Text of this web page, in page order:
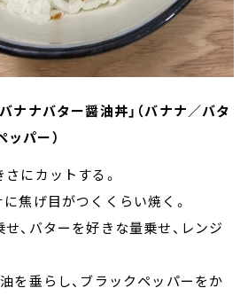
ナナバター醤油丼」（バナナ／バタ
パー）
にカットする。
焦げ目がつくくらい焼く。
、バターを好きな量乗せ、レンジ
を垂らし、ブラックペッパーをか